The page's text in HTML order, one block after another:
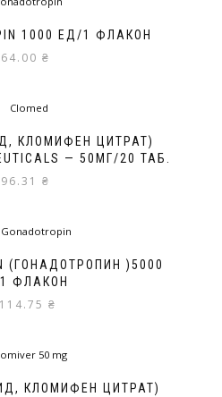
1000 ЕД/1 ФЛАКОН
₴
КЛОМИФЕН ЦИТРАТ)
— 50МГ/20 ТАБ.
₴
(ГОНАДОТРОПИН )5000
ФЛАКОН
₴
КЛОМИФЕН ЦИТРАТ)